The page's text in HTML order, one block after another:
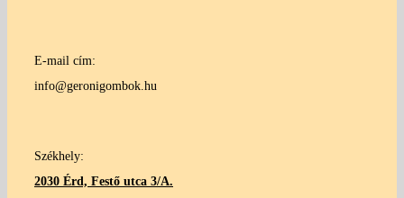
E-mail cím:
info@geronigombok.hu
Székhely:
2030 Érd, Festő utca 3/A.